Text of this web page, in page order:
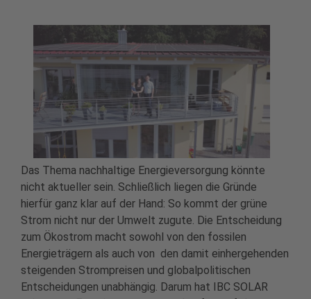
Das Thema nachhaltige Energieversorgung könnte
nicht aktueller sein. Schließlich liegen die Gründe
hierfür ganz klar auf der Hand: So kommt der grüne
Strom nicht nur der Umwelt zugute. Die Entscheidung
zum Ökostrom macht sowohl von den fossilen
Energieträgern als auch von den damit einhergehenden
steigenden Strompreisen und globalpolitischen
Entscheidungen unabhängig. Darum hat IBC SOLAR